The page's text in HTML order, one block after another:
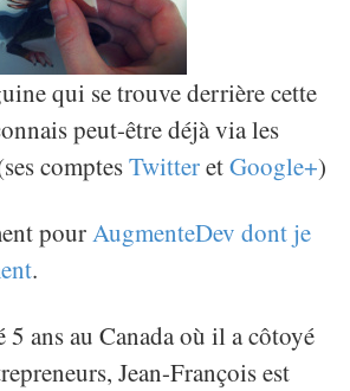
qui se trouve derrière cette
peut-être déjà via les
comptesTwitteretGoogle+)
pourAugmenteDev dont je
.
5 ans au Canada où il a côtoyé
Jean-François est